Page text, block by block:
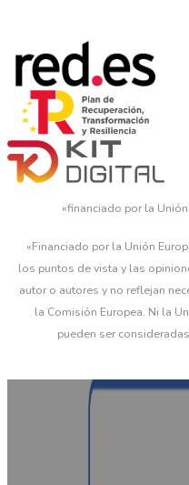
«financiado por la
«Financiado por la Unión
los puntos de vista y las
autor o autores y no reflejan
la Comisión Europea. Ni la
pueden ser